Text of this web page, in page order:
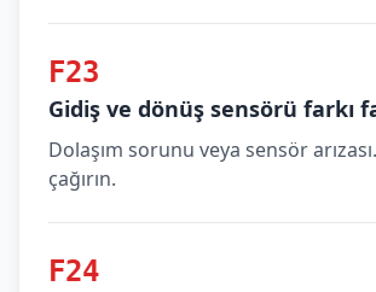
F23
Gidiş ve dönüş sensörü farkı
Dolaşım sorunu veya sensör
çağırın.
F24